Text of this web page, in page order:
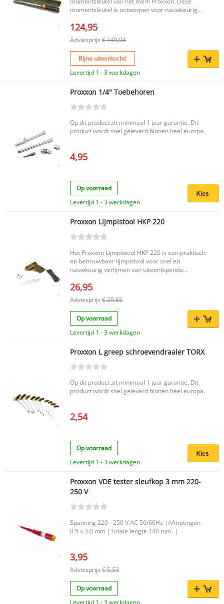
momentsleutel is ontworpen voor nauwkeurig
zoek is naar betrouwbaar gereedschap voor
voordelen 1/2 inch momentsleutel voor
nauwkeurig aandraaien Uitgevoerd door het
merk Proxxon Losse momentsleutel, geen set
Productkenmerken Type sleutel: Momentsleutel
Merk: Proxxon Set: Nee De Proxxon MicroClik
uiteenlopende klussen waarbij controle en
precisie belangrijk zijn. EAN: 4006274233539.
124,95
Adviesprijs € 149,94
Bijna uitverkocht!
Levertijd 1 - 3 werkdagen
Proxxon 1/4" Toebehoren
Op dit product zit minimaal 1 jaar garantie. Dit
product wordt snel geleverd binnen heel europa.
4,95
Op voorraad
Levertijd 1 - 3 werkdagen
Proxxon Lijmpistool HKP 220
Het Proxxon Lijmpistool HKP 220 is een praktisch
en betrouwbaar lijmpistool voor snel en
nauwkeurig verlijmen van uiteenlopende
plexiglas, glas, keramiek, aardewerk, karton,
opwarmtijd en fijn doseerbare mechanische
voeding werk je efficiënt en gecontroleerd, ook
bij fijnere toepassingen. Belangrijkste voordelen
Snel en betrouwbaar verlijmen van diverse
materialen Na ongeveer 30 seconden hecht de
Geschikt voor 7 mm ministicks, ideaal voor fijn
werk Fijn doseerbare mechanische voeding voor
nauwkeurig werken Voorzien van een
ingebouwde steunvoet Korte opwarmtijd voor
snel aan de slag Productkenmerken Merk:
Proxxon Model: HKP 220 Geschikt voor verlijming
aardewerk, karton, leder, styropor en textiel
Gebruik van 7 mm ministicks EAN:
220 is een handige keuze voor uiteenlopende
lijmklussen waarbij snelheid, controle en een
nette afwerking belangrijk zijn.
26,95
Adviesprijs € 29,65
Op voorraad
Levertijd 1 - 3 werkdagen
Proxxon L greep schroevendraaier TORX
Op dit product zit minimaal 1 jaar garantie. Dit
product wordt snel geleverd binnen heel europa.
2,54
Op voorraad
Levertijd 1 - 3 werkdagen
Proxxon VDE tester sleufkop 3 mm 220-
250 V
Spanning 220 - 250 V AC 50/60Hz |Afmetingen
0.5 x 3.0 mm |Totale lengte 140 mm. |
3,95
Adviesprijs € 5,53
Op voorraad
Levertijd 1 - 3 werkdagen